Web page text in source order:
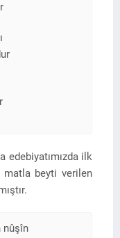
edebiyatımızda ilk
matla beyti verilen
nûşîn